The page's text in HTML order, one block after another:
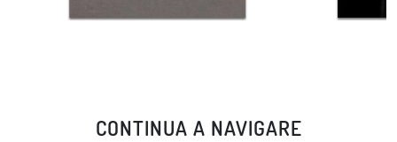
CONTINUA A NAVIGARE